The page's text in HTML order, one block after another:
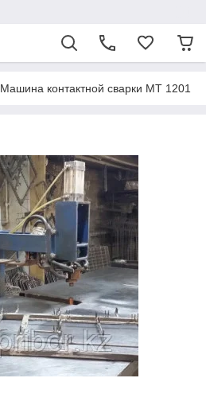
Машина контактной сварки МТ 1201